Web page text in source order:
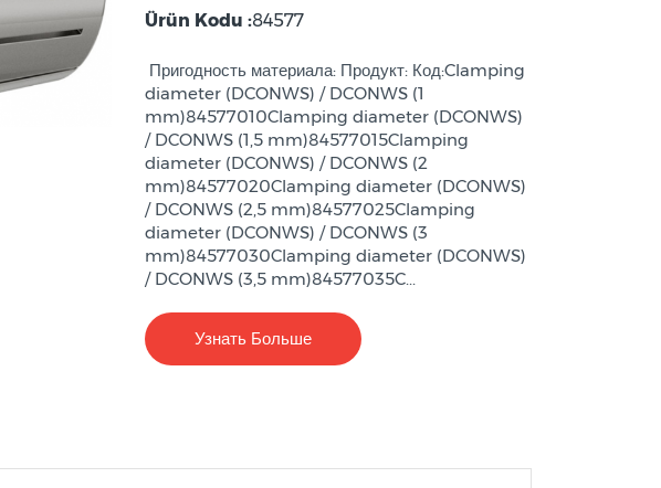
Ürün Kodu :84577
Пригодность материала: Продукт: Код:Clamping
diameter (DCONWS) / DCONWS (1
mm)84577010Clamping diameter (DCONWS)
/ DCONWS (1,5 mm)84577015Clamping
diameter (DCONWS) / DCONWS (2
mm)84577020Clamping diameter (DCONWS)
/ DCONWS (2,5 mm)84577025Clamping
diameter (DCONWS) / DCONWS (3
mm)84577030Clamping diameter (DCONWS)
/ DCONWS (3,5 mm)84577035C...
Узнать Больше